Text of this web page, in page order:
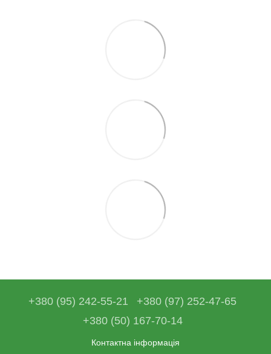
+380 (95) 242-55-21
+380 (97) 252-47-65
+380 (50) 167-70-14
Контактна інформація